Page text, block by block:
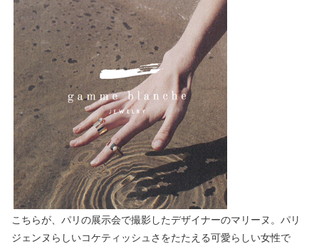
こちらが、パリの展示会で撮影したデザイナーのマリーヌ。パリ
ジェンヌらしいコケティッシュさをたたえる可愛らしい女性で